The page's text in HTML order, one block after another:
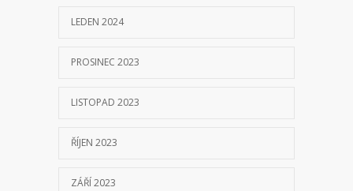
LEDEN 2024
PROSINEC 2023
LISTOPAD 2023
ŘÍJEN 2023
ZÁŘÍ 2023